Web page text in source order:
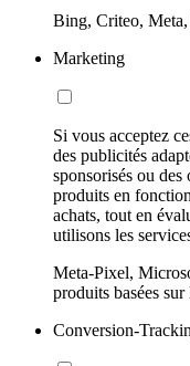
Bing, Criteo,
Marketing
Si vous acceptez
des publicités
sponsorisés ou
produits en
achats, tout en
utilisons les
Meta-Pixel,
produits basées
Conversion-